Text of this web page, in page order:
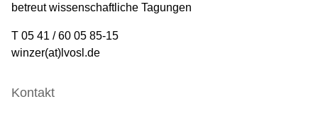
betreut wissenschaftliche Tagungen
T 05 41 / 60 05 85-15
winzer(at)lvosl.de
Kontakt